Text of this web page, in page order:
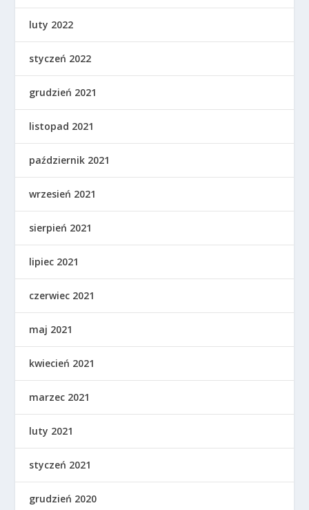
luty 2022
styczeń 2022
grudzień 2021
listopad 2021
październik 2021
wrzesień 2021
sierpień 2021
lipiec 2021
czerwiec 2021
maj 2021
kwiecień 2021
marzec 2021
luty 2021
styczeń 2021
grudzień 2020